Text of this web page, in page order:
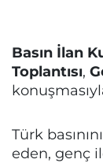
Basın İlan
Toplantısı,
Türk
eden, genç